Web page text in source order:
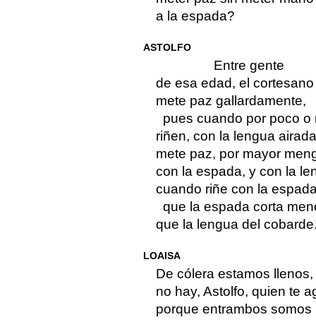
a la espada?
ASTOLFO
Entre gente
de esa edad, el cortesano
mete paz gallardamente,
pues cuando por poco o
riñen, con la lengua
mete paz, por mayor
con la espada, y con la
cuando riñe con la
que la espada corta
que la lengua del
LOAISA
De cólera estamos llenos,
no hay, Astolfo, quien te
porque entrambos somos